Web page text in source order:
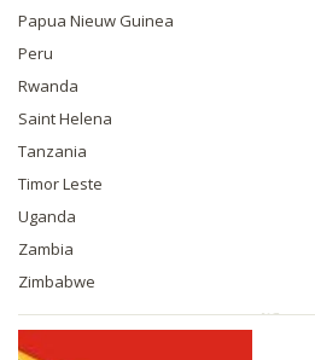
Papua Nieuw Guinea
Peru
Rwanda
Saint Helena
Tanzania
Timor Leste
Uganda
Zambia
Zimbabwe